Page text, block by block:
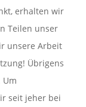
erhalten wir
Teilen unser
unsere Arbeit
Übrigens
Um
seit jeher bei